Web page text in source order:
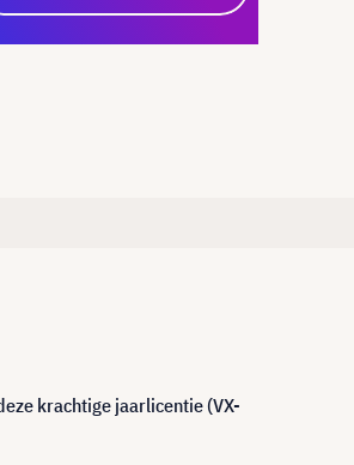
krachtige jaarlicentie (VX-